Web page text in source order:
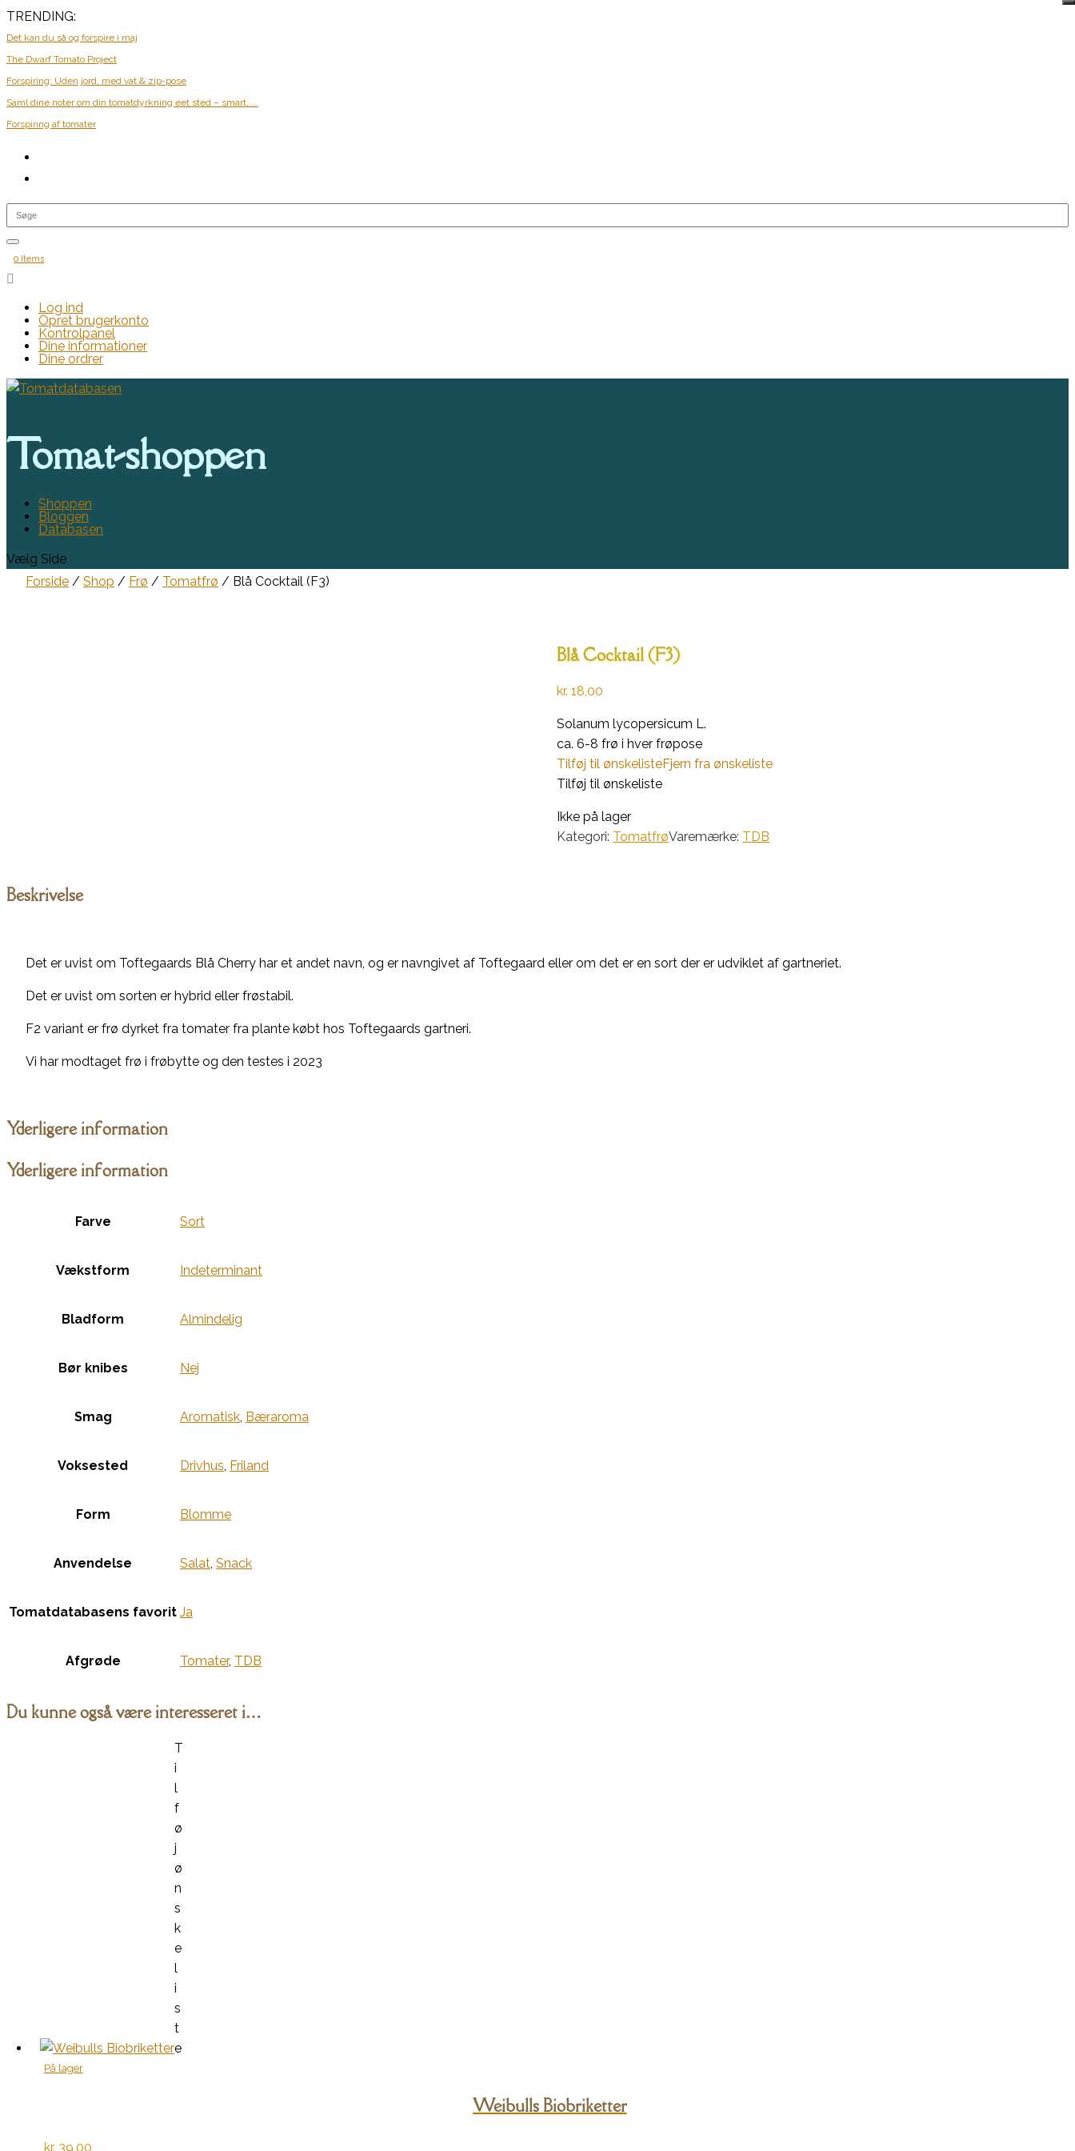
TRENDING:
Det kan du så og forspire i maj
The Dwarf Tomato Project
Forspiring: Uden jord, med vat & zip-pose
Saml dine noter om din tomatdyrkning eet sted – smart, ...
Forspiring af tomater
0 Items

Log ind
Opret brugerkonto
Kontrolpanel
Dine informationer
Dine ordrer
Tomat-shoppen
Shoppen
Bloggen
Databasen
Vælg Side
Forside / Shop / Frø / Tomatfrø / Blå Cocktail (F3)
Blå Cocktail (F3)
kr. 18,00
Solanum lycopersicum L.
ca. 6-8 frø i hver frøpose
Tilføj til ønskelisteFjern fra ønskeliste
Tilføj til ønskeliste
Ikke på lager
Kategori: TomatfrøVaremærke: TDB
Beskrivelse
Det er uvist om Toftegaards Blå Cherry har et andet navn, og er navngivet af Toftegaard eller om det er en sort der er udviklet af gartneriet.
Det er uvist om sorten er hybrid eller frøstabil.
F2 variant er frø dyrket fra tomater fra plante købt hos Toftegaards gartneri.
Vi har modtaget frø i frøbytte og den testes i 2023
Yderligere information
Yderligere information
Farve Sort
Vækstform Indeterminant
Bladform Almindelig
Bør knibes Nej
Smag Aromatisk, Bæraroma
Voksested Drivhus, Friland
Form Blomme
Anvendelse Salat, Snack
Tomatdatabasens favorit Ja
Afgrøde Tomater, TDB
Du kunne også være interesseret i…
T
i
l
f
ø
j
ø
n
s
k
e
l
i
s
t
e
På lager
Weibulls Biobriketter
kr. 39,00